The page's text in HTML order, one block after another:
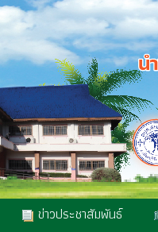
ข่าวประชาสัมพันธ์